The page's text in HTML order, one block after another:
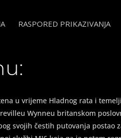
RASPORED PRIKAZIVANJA
u vrijeme Hladnog rata i
Wynneu britanskom
svojih čestih putovanja postao